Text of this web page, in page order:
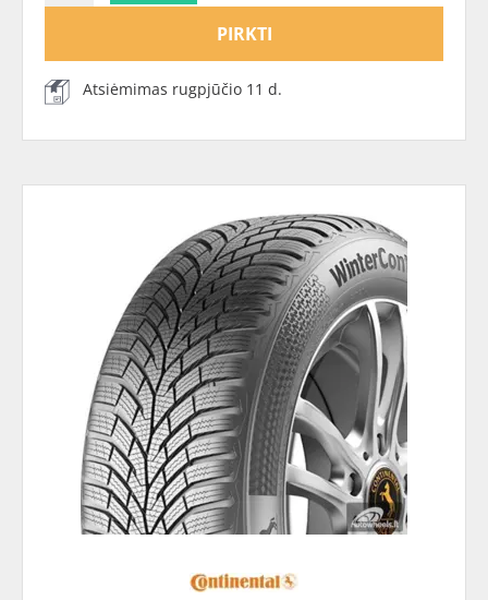
PIRKTI
Atsiėmimas rugpjūčio 11 d.